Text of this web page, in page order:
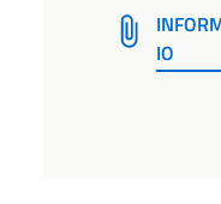
IO